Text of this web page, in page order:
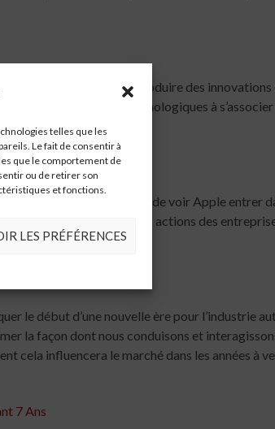
telles que les
Le fait de consentir à
que le comportement de
ou de retirer son
et fonctions.
LES PRÉFÉRENCES
Apple pourrait introduire des innovations
entreprises technologiques à
enthousiastes à l’idée de voir Apple entrer
des acteurs établis. Les actions des
le début d’une nouvelle ère pour l’industrie
la façon dont nous conduisons et
cela influencera le marché dans les années à
7 Ans